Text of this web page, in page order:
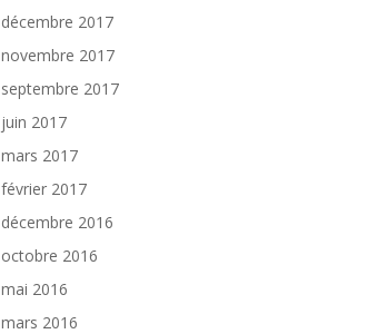
décembre 2017
novembre 2017
septembre 2017
juin 2017
mars 2017
février 2017
décembre 2016
octobre 2016
mai 2016
mars 2016